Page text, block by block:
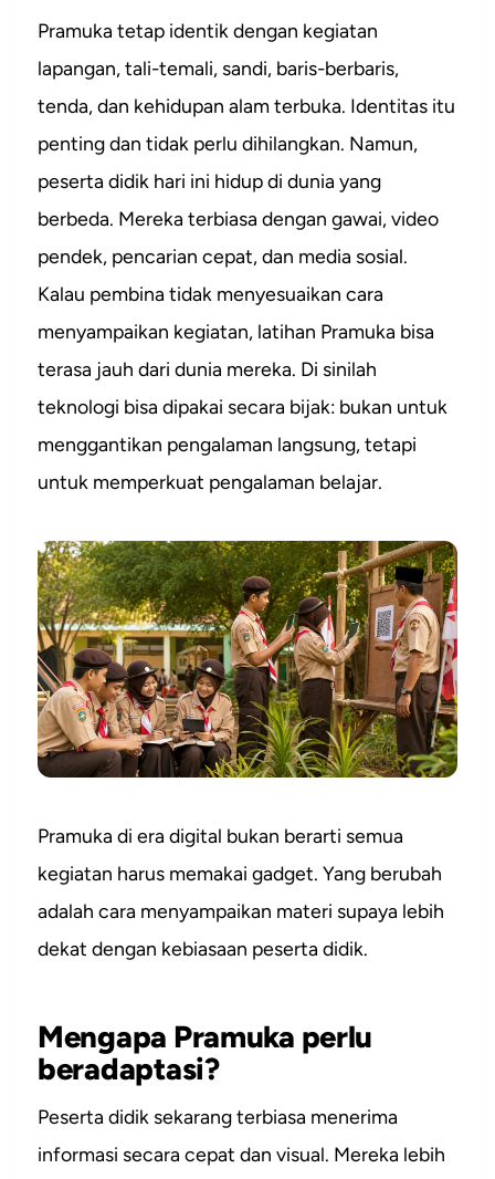
Pramuka tetap identik dengan kegiatan
lapangan, tali-temali, sandi, baris-berbaris,
tenda, dan kehidupan alam terbuka. Identitas itu
penting dan tidak perlu dihilangkan. Namun,
peserta didik hari ini hidup di dunia yang
berbeda. Mereka terbiasa dengan gawai, video
pendek, pencarian cepat, dan media sosial.
Kalau pembina tidak menyesuaikan cara
menyampaikan kegiatan, latihan Pramuka bisa
terasa jauh dari dunia mereka. Di sinilah
teknologi bisa dipakai secara bijak: bukan untuk
menggantikan pengalaman langsung, tetapi
untuk memperkuat pengalaman belajar.
Pramuka di era digital bukan berarti semua
kegiatan harus memakai gadget. Yang berubah
adalah cara menyampaikan materi supaya lebih
dekat dengan kebiasaan peserta didik.
Mengapa Pramuka perlu
beradaptasi?
Peserta didik sekarang terbiasa menerima
informasi secara cepat dan visual. Mereka lebih